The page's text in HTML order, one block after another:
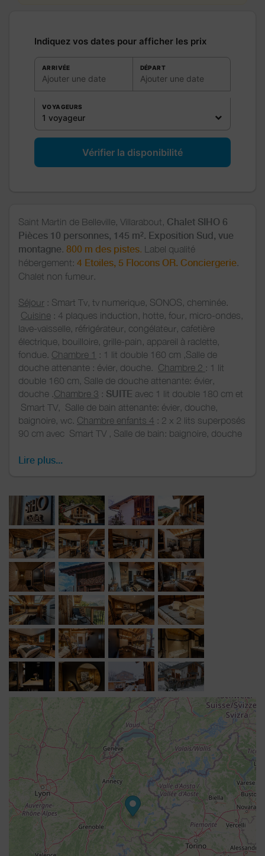
Indiquez vos dates pour afficher les prix
ARRIVÉE
Ajouter une date
DÉPART
Ajouter une date
VOYAGEURS
1 voyageur
Vérifier la disponibilité
Saint Martin de Belleville, Villarabout, Chalet SIHO 6
Pièces 10 personnes, 145 m². Exposition Sud, vue
montagne. 800 m des pistes. Label qualité
hébergement: 4 Etoiles, 5 Flocons OR. Conciergerie.
Chalet non fumeur.
Séjour : Smart Tv, tv numerique, SONOS, cheminée.
Cuisine : 4 plaques induction, hotte, four, micro-ondes,
lave-vaisselle, réfrigérateur, congélateur, cafetière
électrique, bouilloire, grille-pain, appareil à raclette,
fondue. Chambre 1 : 1 lit double 160 cm ,Salle de
douche attenante : évier, douche. Chambre 2 : 1 lit
double 160 cm, Salle de douche attenante: évier,
douche .Chambre 3 : SUITE avec 1 lit double 180 cm et
Smart TV, Salle de bain attenante: évier, douche,
baignoire, wc. Chambre enfants 4 : 2 x 2 lits superposés
90 cm avec Smart TV , Salle de bain: baignoire, douche
repos.Local à skis, sèche chaussures électrique
de lit, linge de toilette, ménage fin et milieu de séjour,
WIFI gratuit, 2 places de parkings privées au pied du
chalet.Navette gratuite ski et village à 80 m du
chalet.
Lire plus...